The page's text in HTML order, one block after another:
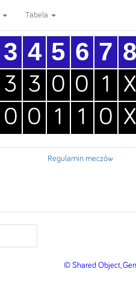
Tabela
3
3
0
4
3
0
5
0
1
6
0
1
7
1
0
8
X
X
Regulamin meczów
© Shared Object,